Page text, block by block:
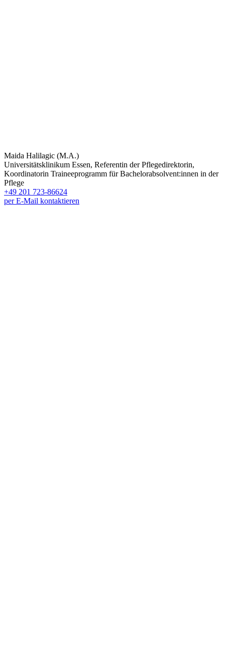
Maida Halilagic (M.A.)
Universitätsklinikum Essen, Referentin der Pflegedirektorin,
Koordinatorin Traineeprogramm für Bachelorabsolvent:innen in der
Pflege
+49 201 723-86624
per E-Mail kontaktieren